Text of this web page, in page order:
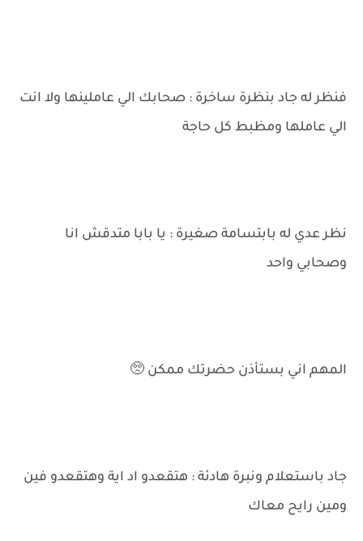
فنظر له جاد بنظرة ساخرة : صحابك الي عاملينها ولا انت
الي عاملها ومظبط كل حاجة
نظر عدي له بابتسامة صغيرة : يا بابا متدقش انا
وصحابي واحد
المهم اني بستأذن حضرتك ممكن 🥺
جاد باستعلام ونبرة هادئة : هتقعدو اد اية وهتقعدو فين
ومين رايح معاك